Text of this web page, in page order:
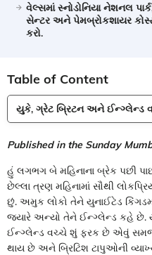
વેલ્સમાં સ્નોડોનિયા નેશનલ
સેન્ટર અને પેમબ્રોકશાયર
કરો.
Table of Content
યુકે, ગ્રેટ બ્રિટન અને ઈન્ગ્લેન્ડ
Published in the Sunday
હું લગભગ બે મહિનાના બ્રેક પછી
છેલ્લા ત્રણ મહિનામાં સૌથી
છું. અમુક લોકો તેને યુનાઈટેડ
જ્યારે અન્યો તેને ઈન્ગ્લેન્ડ કહે છે.
ઈન્ગ્લેન્ડ વચ્ચે શું ફરક છે એવું
થાય છે અને બ્રિટિશ ટાપુઓની